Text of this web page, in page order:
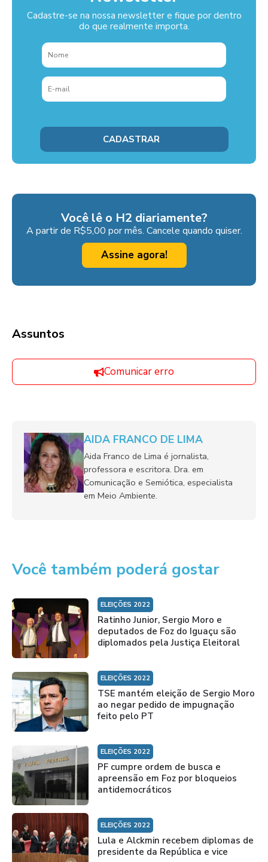
Cadastre-se na nossa newsletter e fique por dentro
do que realmente importa.
Você lê o H2 diariamente?
A partir de R$5,00 por mês. Cancele quando quiser.
Assine agora!
Assuntos
Comunicar erro
AIDA FRANCO DE LIMA
Aida Franco de Lima é jornalista,
professora e escritora. Dra. em
Comunicação e Semiótica, especialista
em Meio Ambiente.
Você também poderá gostar
ELEIÇÕES 2022
Ratinho Junior, Sergio Moro e
deputados de Foz do Iguaçu são
diplomados pela Justiça Eleitoral
ELEIÇÕES 2022
TSE mantém eleição de Sergio Moro
ao negar pedido de impugnação
feito pelo PT
ELEIÇÕES 2022
PF cumpre ordem de busca e
apreensão em Foz por bloqueios
antidemocráticos
ELEIÇÕES 2022
Lula e Alckmin recebem diplomas de
presidente da República e vice